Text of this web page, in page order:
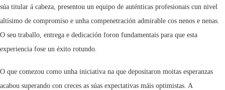
súa titular á cabeza, presentou un equipo de auténticas profesionais cun nivel
altísimo de compromiso e unha compenetración admirable cos nenos e nenas.
O seu traballo, entrega e dedicación foron fundamentais para que esta
experiencia fose un éxito rotundo.
O que comezou como unha iniciativa na que depositaron moitas esperanzas
acabou superando con creces as súas expectativas máis optimistas. A